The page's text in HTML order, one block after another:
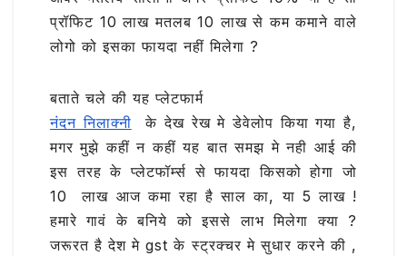
प्रॉफिट 10 लाख मतलब 10 लाख से कम कमाने वाले
लोगो को इसका फायदा नहीं मिलेगा ?
बताते चले की यह प्लेटफार्म
नंदन निलाक्नी के देख रेख मे डेवेलोप किया गया है,
मगर मुझे कहीं न कहीं यह बात समझ मे नही आई की
इस तरह के प्लेटफॉर्म्स से फायदा किसको होगा जो
10 लाख आज कमा रहा है साल का, या 5 लाख !
हमारे गावं के बनिये को इससे लाभ मिलेगा क्या ?
जरूरत है देश मे gst के स्ट्रक्चर मे सुधार करने की ,